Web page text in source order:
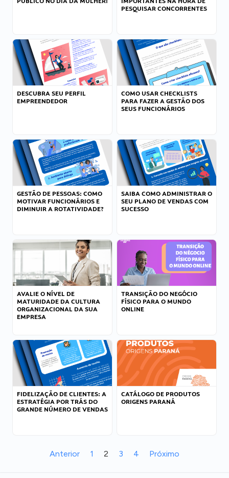
PESQUISAR CONCORRENTES
DESCUBRA SEU PERFIL
EMPREENDEDOR
COMO USAR CHECKLISTS
PARA FAZER A GESTÃO DOS
SEUS FUNCIONÁRIOS
GESTÃO DE PESSOAS: COMO
MOTIVAR FUNCIONÁRIOS E
DIMINUIR A ROTATIVIDADE?
SAIBA COMO ADMINISTRAR O
SEU PLANO DE VENDAS COM
SUCESSO
AVALIE O NÍVEL DE
MATURIDADE DA CULTURA
ORGANIZACIONAL DA SUA
EMPRESA
TRANSIÇÃO DO NEGÓCIO
FÍSICO PARA O MUNDO
ONLINE
FIDELIZAÇÃO DE CLIENTES: A
ESTRATÉGIA POR TRÁS DO
GRANDE NÚMERO DE VENDAS
CATÁLOGO DE PRODUTOS
ORIGENS PARANÁ
Anterior 1 2 3 4 Próximo